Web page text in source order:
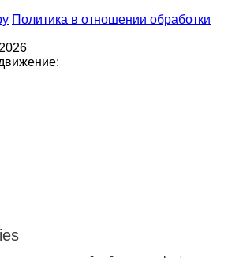
Политика в отношении обработки